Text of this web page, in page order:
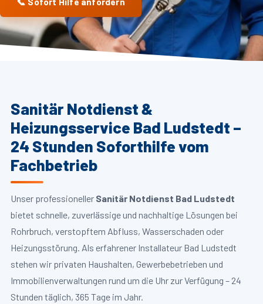
Sanitär Notdienst &
Heizungsservice Bad Ludstedt –
24 Stunden Soforthilfe vom
Fachbetrieb
Unser professioneller Sanitär Notdienst Bad Ludstedt
bietet schnelle, zuverlässige und nachhaltige Lösungen bei
Rohrbruch, verstopftem Abfluss, Wasserschaden oder
Heizungsstörung. Als erfahrener Installateur Bad Ludstedt
stehen wir privaten Haushalten, Gewerbebetrieben und
Immobilienverwaltungen rund um die Uhr zur Verfügung – 24
Stunden täglich, 365 Tage im Jahr.